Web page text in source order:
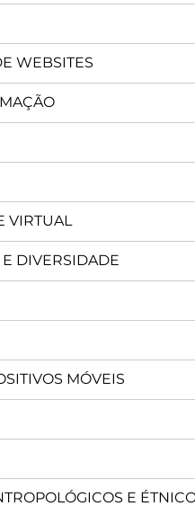
WEBSITES
VIRTUAL
DIVERSIDADE
MÓVEIS
E